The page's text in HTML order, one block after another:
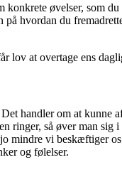
øvelser, som
hvordan du
lov at overtage ens
handler om at kunne
ringer, så øver man sig
mindre vi beskæftiger
og følelser.